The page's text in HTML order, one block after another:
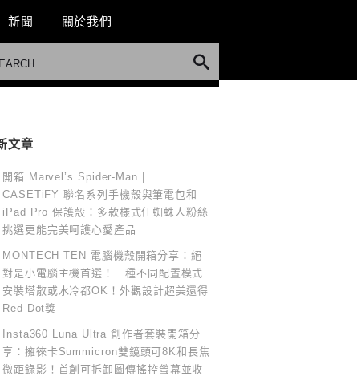
新聞 關於我們
文章
開箱 Marvel’s Spider-Man |
CASETiFY 聯名系列手機殼與筆電包和
iPad Pro 保護殼：多款樣式任蜘蛛人粉絲
挑選更能完美呵護心愛產品
MONTECH TEN 電腦機殼開箱分享：絕
對是小電腦主機首選！三種不同配置模式
安裝塔散或水冷都OK！外觀設計超美還得
Red Dot獎
Insta360 Luna Ultra 創作者套裝開箱分
享：擁徠卡Summicron雙鏡頭可8K和長焦
微距錄影！首創可拆卸圖傳搖控螢幕並收